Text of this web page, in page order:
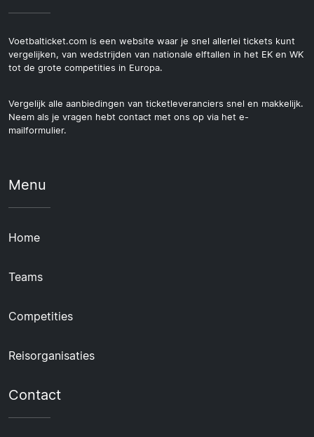
Voetbalticket.com is een website waar je snel allerlei tickets kunt
vergelijken, van wedstrijden van nationale elftallen in het EK en WK
tot de grote competities in Europa.
Vergelijk alle aanbiedingen van ticketleveranciers snel en makkelijk.
Neem als je vragen hebt contact met ons op via het e-
mailformulier.
Menu
Home
Teams
Competities
Reisorganisaties
Contact